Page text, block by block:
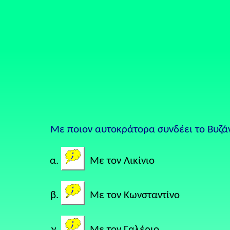
Με ποιον αυτοκράτορα συνδέει το
Με τον Λικίνιο
Με τον Κωνσταντίνο